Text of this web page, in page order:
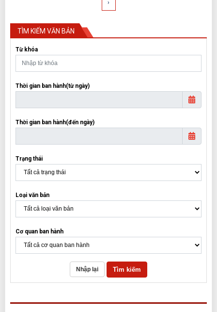
›
TÌM KIẾM VĂN BẢN
Từ khóa
Thời gian ban hành(từ ngày)
Thời gian ban hành(đến ngày)
Trạng thái
Loại văn bản
Cơ quan ban hành
Nhập lại Tìm kiếm